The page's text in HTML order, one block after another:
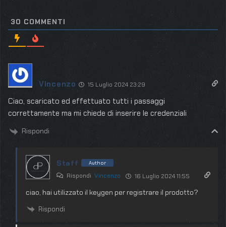
30 COMMENTI
Vincenzo 15 Luglio 2024 23:29
Ciao, scaricato ed effettuato tutti i passaggi
correttamente ma mi chiede di inserire le credenziali
Rispondi
Staff Author
Rispondi Vincenzo 16 Luglio 2024 11:55
ciao, hai utilizzato il keygen per registrare il prodotto?
Rispondi